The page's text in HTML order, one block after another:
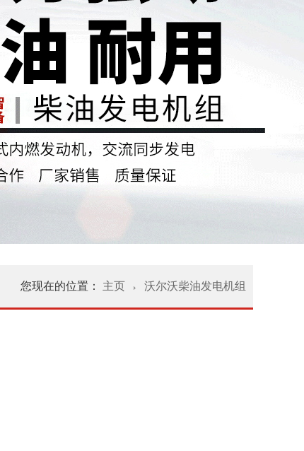
您现在的位置： 主页 沃尔沃柴油发电机组